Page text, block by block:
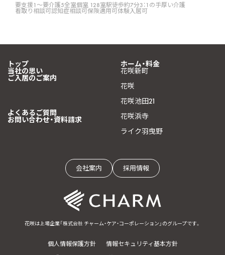
要支援1〜要介護5全室個室 128室駅徒歩約7分3：1の手厚い介護
看取り相談可認知症相談可保険適用可体験入居可
トップ
当社の思い
ご入居のご案内
ホーム・料金
花咲新町
花咲
花咲池田21
花咲浜寺
ライク羽曳野
よくあるご質問
お問い合わせ・資料請求
会社案内 採用情報
花咲は上場企業「株式会社 チャーム・ケア・コーポレーション」のグループです。
個人情報保護方針
情報セキュリティ基本方針